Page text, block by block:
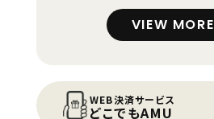
VIEW MORE
WEB決済サービス
どこでもAMU